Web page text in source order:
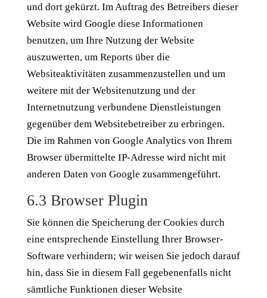
und dort gekürzt. Im Auftrag des Betreibers dieser
Website wird Google diese Informationen
benutzen, um Ihre Nutzung der Website
auszuwerten, um Reports über die
Websiteaktivitäten zusammenzustellen und um
weitere mit der Websitenutzung und der
Internetnutzung verbundene Dienstleistungen
gegenüber dem Websitebetreiber zu erbringen.
Die im Rahmen von Google Analytics von Ihrem
Browser übermittelte IP-Adresse wird nicht mit
anderen Daten von Google zusammengeführt.
6.3 Browser Plugin
Sie können die Speicherung der Cookies durch
eine entsprechende Einstellung Ihrer Browser-
Software verhindern; wir weisen Sie jedoch darauf
hin, dass Sie in diesem Fall gegebenenfalls nicht
sämtliche Funktionen dieser Website